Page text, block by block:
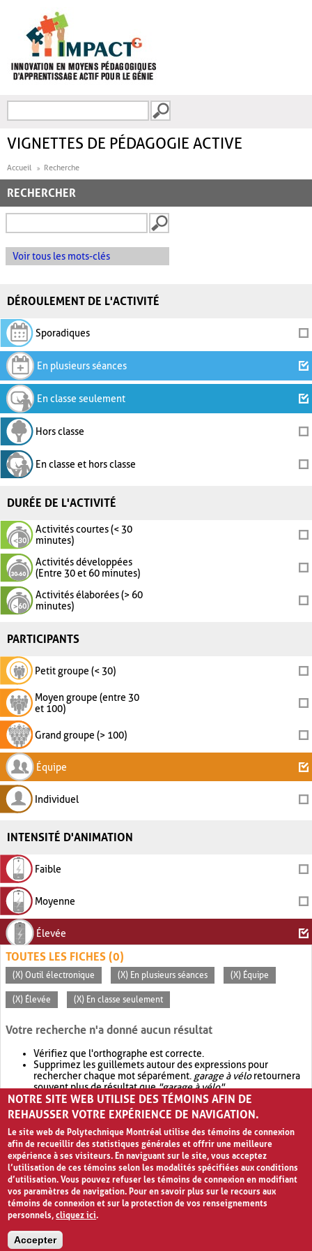
FORMULAIRE DE
VIGNETTES DE PÉDAGOGIE ACTIVE
Accueil Recherche
RECHERCHER
Voir tous les mots-clés
DÉROULEMENT DE L'ACTIVITÉ
Sporadiques
En plusieurs séances
En classe seulement
Hors classe
En classe et hors classe
DURÉE DE L'ACTIVITÉ
Activités courtes (< 30
minutes)
Activités développées
(Entre 30 et 60 minutes)
Activités élaborées (> 60
minutes)
PARTICIPANTS
Petit groupe (< 30)
Moyen groupe (entre 30
et 100)
Grand groupe (> 100)
Équipe
Individuel
INTENSITÉ D'ANIMATION
Faible
Moyenne
Élevée
TOUTES LES FICHES (0)
(X) Outil électronique (X) En plusieurs séances (X) Équipe
(X) Élevée (X) En classe seulement
Votre recherche n'a donné aucun résultat
Vérifiez que l'orthographe est correcte.
Supprimez les guillemets autour des expressions pour
rechercher chaque mot séparément. garage à véloretournera
souvent plus de résultat que"garage à vélo".
Envisagez d'élargir votre recherche avec OR.garage OR vélo
retournera souvent plus de résultat quegarage à vélo
NOTRE SITE WEB UTILISE DES TÉMOINS AFIN DE
REHAUSSER VOTRE EXPÉRIENCE DE NAVIGATION.
Le site web de Polytechnique Montréal utilise des témoins de connexion
afin de recueillir des statistiques générales et offrir une meilleure
expérience à ses visiteurs. En naviguant sur le site, vous acceptez
l’utilisation de ces témoins selon les modalités spécifiées aux conditions
d’utilisation. Vous pouvez refuser les témoins de connexion en modifiant
vos paramètres de navigation. Pour en savoir plus sur le recours aux
témoins de connexion et sur la protection de vos renseignements
personnels,cliquez ici.
Accepter